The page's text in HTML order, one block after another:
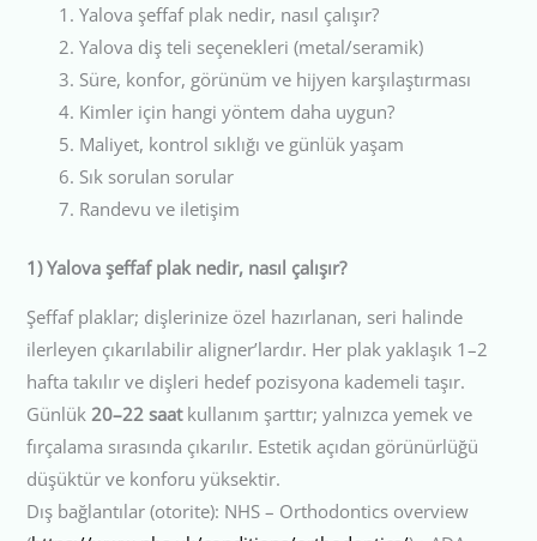
Yalova şeffaf plak nedir, nasıl çalışır?
Yalova diş teli seçenekleri (metal/seramik)
Süre, konfor, görünüm ve hijyen karşılaştırması
Kimler için hangi yöntem daha uygun?
Maliyet, kontrol sıklığı ve günlük yaşam
Sık sorulan sorular
Randevu ve iletişim
1) Yalova şeffaf plak nedir, nasıl çalışır?
Şeffaf plaklar; dişlerinize özel hazırlanan, seri halinde
ilerleyen çıkarılabilir aligner’lardır. Her plak yaklaşık 1–2
hafta takılır ve dişleri hedef pozisyona kademeli taşır.
Günlük20–22 saatkullanım şarttır; yalnızca yemek ve
fırçalama sırasında çıkarılır. Estetik açıdan görünürlüğü
düşüktür ve konforu yüksektir.
Dış bağlantılar (otorite): NHS – Orthodontics overview